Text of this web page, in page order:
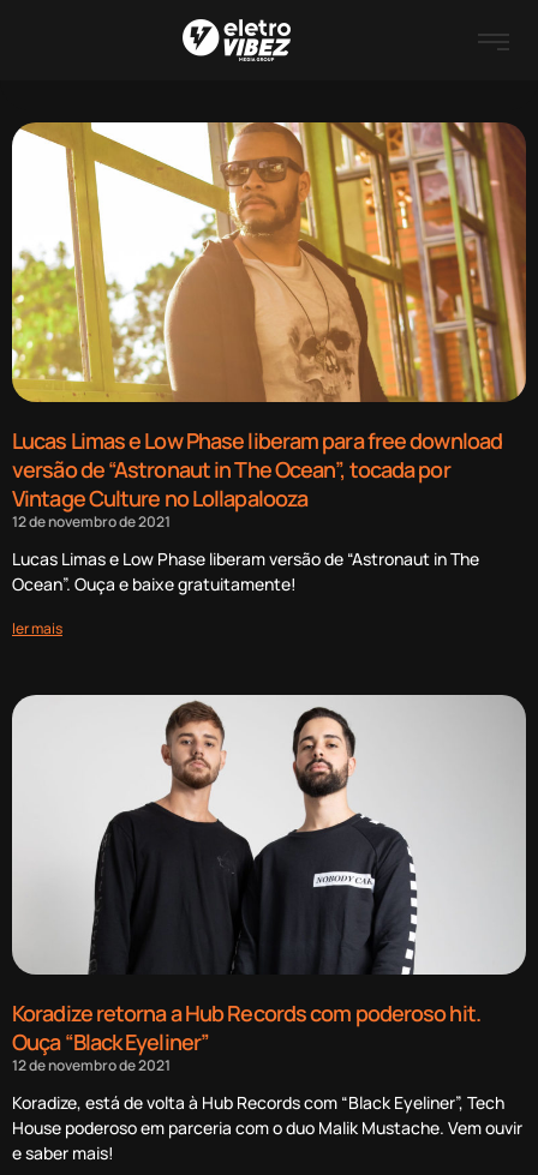
Lucas Limas e Low Phase liberam para free download
versão de “Astronaut in The Ocean”, tocada por
Vintage Culture no Lollapalooza
12 de novembro de 2021
Lucas Limas e Low Phase liberam versão de “Astronaut in The
Ocean”. Ouça e baixe gratuitamente!
ler mais
Koradize retorna a Hub Records com poderoso hit.
Ouça “Black Eyeliner”
12 de novembro de 2021
Koradize, está de volta à Hub Records com “Black Eyeliner”, Tech
House poderoso em parceria com o duo Malik Mustache. Vem ouvir
e saber mais!